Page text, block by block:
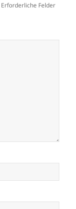
Erforderliche Felder